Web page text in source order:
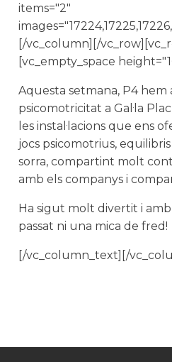
items="2"
[/vc_column][/
[vc_empty_space
Aquesta setmana, P4 hem
psicomotricitat a Gal·la
les instal·lacions que ens
jocs psicomotrius,
sorra, compartint molt
amb els companys i
Ha sigut molt divertit i
passat ni una mica de fred!
[/vc_column_text][/